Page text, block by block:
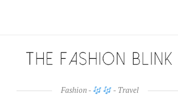
Fashion - - Travel